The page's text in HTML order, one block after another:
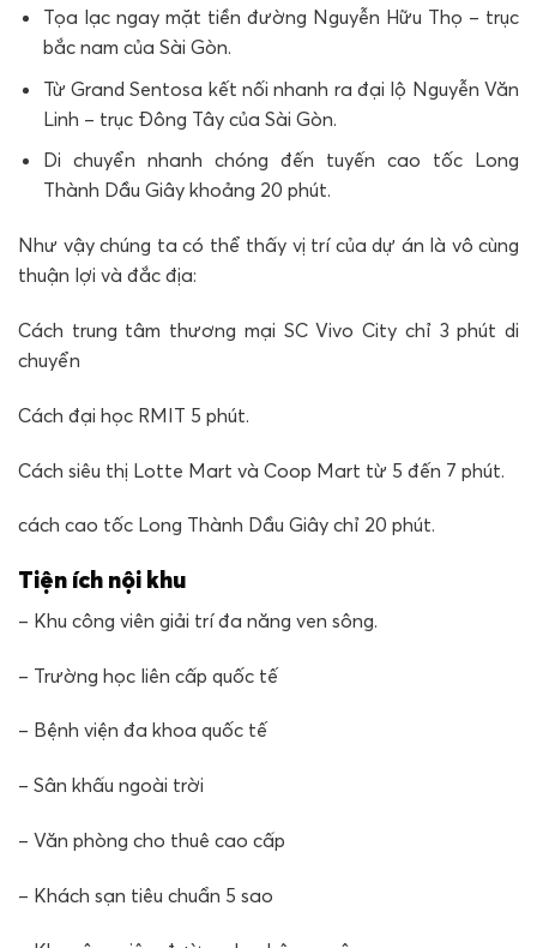
Tọa lạc ngay mặt tiền đường Nguyễn Hữu Thọ – trục
bắc nam của Sài Gòn.
Từ Grand Sentosa kết nối nhanh ra đại lộ Nguyễn Văn
Linh – trục Đông Tây của Sài Gòn.
Di chuyển nhanh chóng đến tuyến cao tốc Long
Thành Dầu Giây khoảng 20 phút.
Như vậy chúng ta có thể thấy vị trí của dự án là vô cùng
thuận lợi và đắc địa:
Cách trung tâm thương mại SC Vivo City chỉ 3 phút di
chuyển
Cách đại học RMIT 5 phút.
Cách siêu thị Lotte Mart và Coop Mart từ 5 đến 7 phút.
cách cao tốc Long Thành Dầu Giây chỉ 20 phút.
Tiện ích nội khu
– Khu công viên giải trí đa năng ven sông.
– Trường học liên cấp quốc tế
– Bệnh viện đa khoa quốc tế
– Sân khấu ngoài trời
– Văn phòng cho thuê cao cấp
– Khách sạn tiêu chuẩn 5 sao